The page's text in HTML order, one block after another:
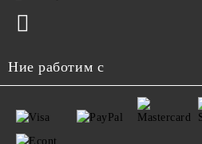
Ние работим с